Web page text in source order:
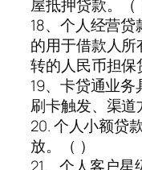
屋抵押贷款。（
18、个人经营
的用于借款人
转的人民币担保
19、卡贷通业务
刷卡触发、渠道
20. 个人小额贷
放。（ ）